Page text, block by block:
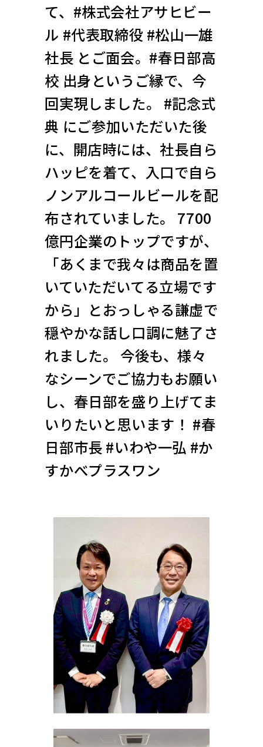
て、#株式会社アサヒビー
ル #代表取締役 #松山一雄
社長 とご面会。#春日部高
校 出身というご縁で、今
回実現しました。 #記念式
典 にご参加いただいた後
に、開店時には、社長自ら
ハッピを着て、入口で自ら
ノンアルコールビールを配
布されていました。 7700
億円企業のトップですが、
「あくまで我々は商品を置
いていただいてる立場です
から」とおっしゃる謙虚で
穏やかな話し口調に魅了さ
れました。 今後も、様々
なシーンでご協力もお願い
し、春日部を盛り上げてま
いりたいと思います！ #春
日部市長 #いわや一弘 #か
すかべプラスワン